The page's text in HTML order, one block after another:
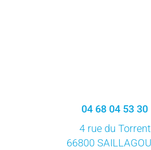
04 68 04 53 30
4 rue du Torrent
66800